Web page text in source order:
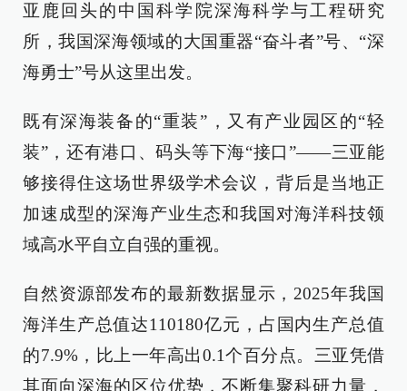
亚鹿回头的中国科学院深海科学与工程研究
所，我国深海领域的大国重器“奋斗者”号、“深
海勇士”号从这里出发。
既有深海装备的“重装”，又有产业园区的“轻
装”，还有港口、码头等下海“接口”——三亚能
够接得住这场世界级学术会议，背后是当地正
加速成型的深海产业生态和我国对海洋科技领
域高水平自立自强的重视。
自然资源部发布的最新数据显示，2025年我国
海洋生产总值达110180亿元，占国内生产总值
的7.9%，比上一年高出0.1个百分点。三亚凭借
其面向深海的区位优势，不断集聚科研力量，